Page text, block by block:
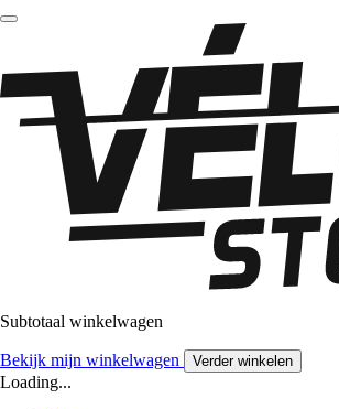
Subtotaal winkelwagen
Bekijk mijn winkelwagen Verder winkelen
Loading...